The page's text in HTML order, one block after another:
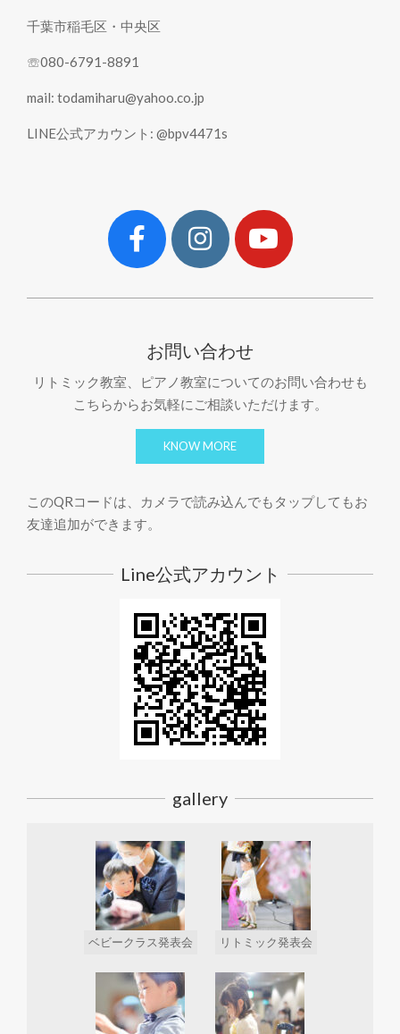
千葉市稲毛区・中央区
☏080-6791-8891
mail: todamiharu@yahoo.co.jp
LINE公式アカウント: @bpv4471s
お問い合わせ
リトミック教室、ピアノ教室についてのお問い合わせも
こちらからお気軽にご相談いただけます。
KNOW MORE
このQRコードは、カメラで読み込んでもタップしてもお
友達追加ができます。
Line公式アカウント
gallery
ベビークラス発表会 リトミック発表会